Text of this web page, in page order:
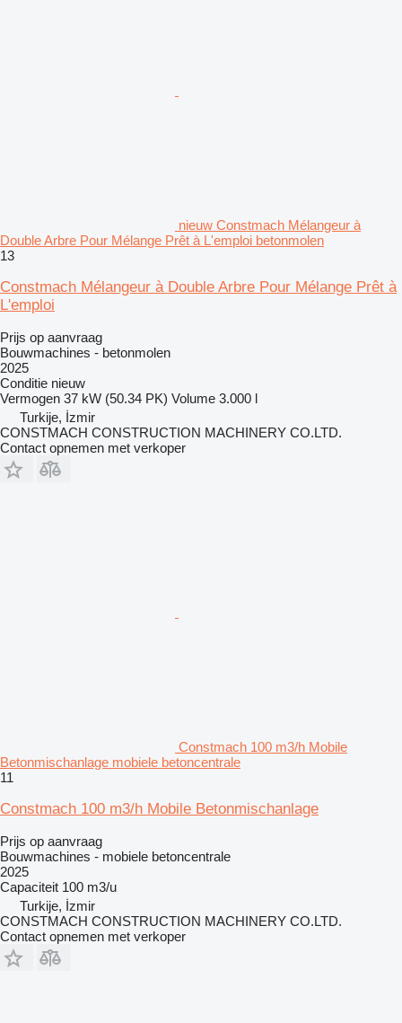
nieuw Constmach Mélangeur à
Double Arbre Pour Mélange Prêt à L'emploi betonmolen
13
Constmach Mélangeur à Double Arbre Pour Mélange Prêt à
L'emploi
Prijs op aanvraag
Bouwmachines - betonmolen
2025
Conditie nieuw
Vermogen 37 kW (50.34 PK) Volume 3.000 l
Turkije, İzmir
CONSTMACH CONSTRUCTION MACHINERY CO.LTD.
Contact opnemen met verkoper
Constmach 100 m3/h Mobile
Betonmischanlage mobiele betoncentrale
11
Constmach 100 m3/h Mobile Betonmischanlage
Prijs op aanvraag
Bouwmachines - mobiele betoncentrale
2025
Capaciteit 100 m3/u
Turkije, İzmir
CONSTMACH CONSTRUCTION MACHINERY CO.LTD.
Contact opnemen met verkoper